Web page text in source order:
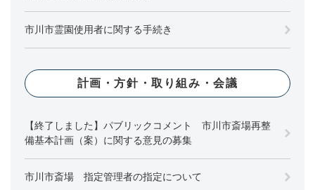
市川市霊園使用者に関する手続き
計画・方針・取り組み・会議
【終了しました】パブリックコメント 市川市斎場再整
備基本計画（案）に関する意見の募集
市川市斎場 指定管理者の指定について